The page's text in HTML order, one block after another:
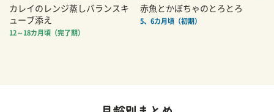
カレイのレンジ蒸しバランスキ
ューブ添え
12～18カ月頃（完了期）
赤魚とかぼちゃのとろとろ
5、6カ月頃（初期）